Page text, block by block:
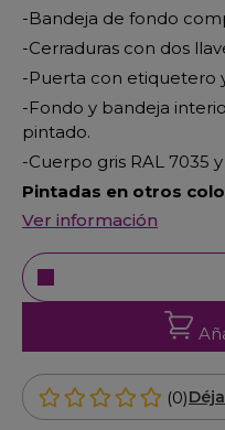
-Bandeja de fondo
-Cerraduras con dos
-Puerta con etiquetero
-Fondo y bandeja
pintado.
-Cuerpo gris RAL 7035
Pintadas en otros
Ver información
(0)